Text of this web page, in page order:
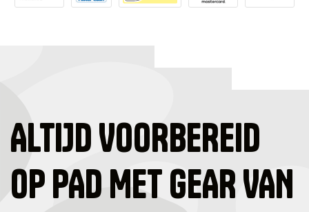
ALTIJD VOORBEREID
OP PAD MET GEAR VAN